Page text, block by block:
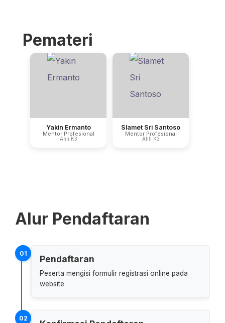
Pemateri
Yakin Ermanto
Mentor Profesional
Ahli K3
Slamet Sri Santoso
Mentor Profesional
Ahli K3
Alur Pendaftaran
01
Pendaftaran
Peserta mengisi formulir registrasi online pada
website
02